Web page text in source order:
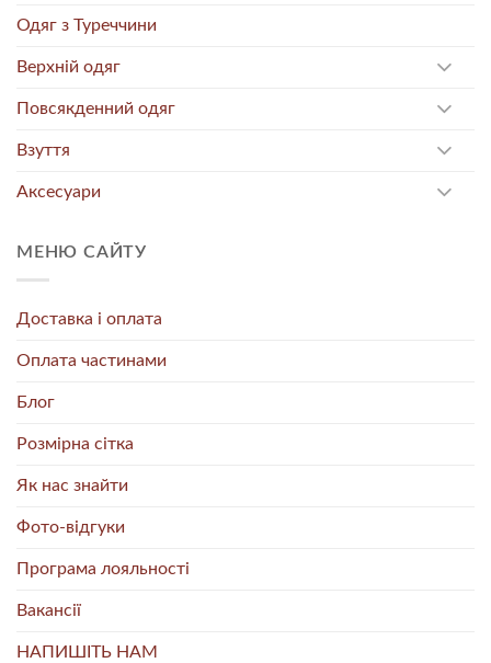
Одяг з Туреччини
Верхній одяг
Повсякденний одяг
Взуття
Аксесуари
МЕНЮ САЙТУ
Доставка і оплата
Оплата частинами
Блог
Розмірна сітка
Як нас знайти
Фото-відгуки
Програма лояльності
Вакансії
НАПИШІТЬ НАМ